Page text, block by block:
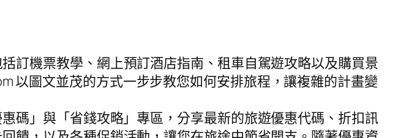
訂機票教學、網上預訂酒店指南、租車自駕遊攻略以及購買景
以圖文並茂的方式一步步教您如何安排旅程，讓複雜的計畫變
碼」與「省錢攻略」專區，分享最新的旅遊優惠代碼、折扣訊